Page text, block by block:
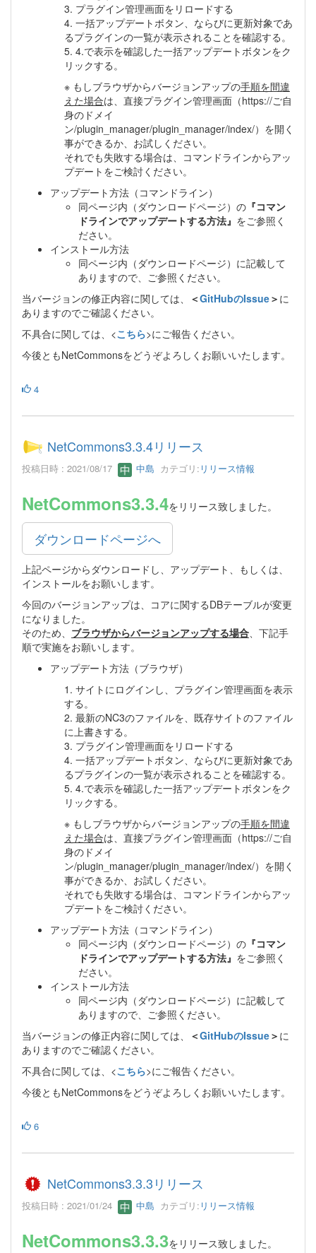
3. プラグイン管理画面をリロードする
4. 一括アップデートボタン、ならびに更新対象であ
るプラグインの一覧が表示されることを確認する。
5. 4.で表示を確認した一括アップデートボタンをク
リックする。
※ もしブラウザからバージョンアップの手順を間違
えた場合は、直接プラグイン管理画面（https://ご自
身のドメイ
ン/plugin_manager/plugin_manager/index/）を開く
事ができるか、お試しください。
それでも失敗する場合は、コマンドラインからアッ
プデートをご検討ください。
アップデート方法（コマンドライン）
同ページ内（ダウンロードページ）の 『コマン
ドラインでアップデートする方法』 をご参照く
ださい。
インストール方法
同ページ内（ダウンロードページ）に記載して
ありますので、ご参照ください。
当バージョンの修正内容に関しては、
＜GitHubのIssue＞ に
ありますのでご確認ください。
不具合に関しては、<こちら>にご報告ください。
今後ともNetCommonsをどうぞよろしくお願いいたします。
4
NetCommons3.3.4リリース
投稿日時 : 2021/08/17 中島 カテゴリ: リリース情報
NetCommons3.3.4をリリース致しました。
ダウンロードページへ
上記ページからダウンロードし、アップデート、もしくは、
インストールをお願いします。
今回のバージョンアップは、コアに関するDBテーブルが変更
になりました。
そのため、 ブラウザからバージョンアップする場合 、下記手
順で実施をお願いします。
アップデート方法（ブラウザ）
1. サイトにログインし、プラグイン管理画面を表示
する。
2. 最新のNC3のファイルを、既存サイトのファイル
に上書きする。
3. プラグイン管理画面をリロードする
4. 一括アップデートボタン、ならびに更新対象であ
るプラグインの一覧が表示されることを確認する。
5. 4.で表示を確認した一括アップデートボタンをク
リックする。
※ もしブラウザからバージョンアップの手順を間違
えた場合は、直接プラグイン管理画面（https://ご自
身のドメイ
ン/plugin_manager/plugin_manager/index/）を開く
事ができるか、お試しください。
それでも失敗する場合は、コマンドラインからアッ
プデートをご検討ください。
アップデート方法（コマンドライン）
同ページ内（ダウンロードページ）の 『コマン
ドラインでアップデートする方法』 をご参照く
ださい。
インストール方法
同ページ内（ダウンロードページ）に記載して
ありますので、ご参照ください。
当バージョンの修正内容に関しては、
＜GitHubのIssue＞ に
ありますのでご確認ください。
不具合に関しては、<こちら>にご報告ください。
今後ともNetCommonsをどうぞよろしくお願いいたします。
6
NetCommons3.3.3リリース
投稿日時 : 2021/01/24 中島 カテゴリ: リリース情報
NetCommons3.3.3をリリース致しました。